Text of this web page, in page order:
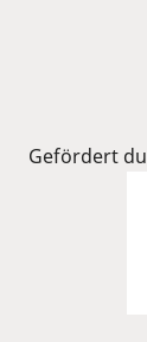
Gefördert